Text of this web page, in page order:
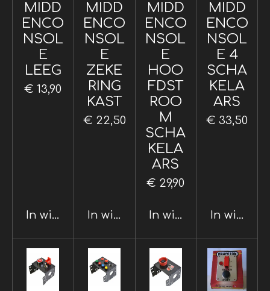
MIDD
ENCO
NSOL
E
LEEG
€ 13,90
In winkelwagen
MIDD
ENCO
NSOL
E
ZEKE
RING
KAST
€ 22,50
In winkelwagen
MIDD
ENCO
NSOL
E
HOO
FDST
ROO
M
SCHA
KELA
ARS
€ 29,90
In winkelwagen
MIDD
ENCO
NSOL
E 4
SCHA
KELA
ARS
€ 33,50
In